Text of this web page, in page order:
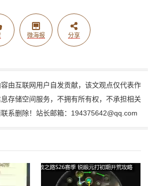
微海报 分享
由互联网用户自发贡献，该文观点仅代表作
存储空间服务，不拥有所有权，不承担相关
系删除！站长邮箱：194375642@qq.com